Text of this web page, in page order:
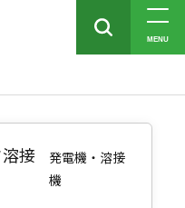
MENU
機 / 交流アーク溶接機
接
発電機・溶接
機